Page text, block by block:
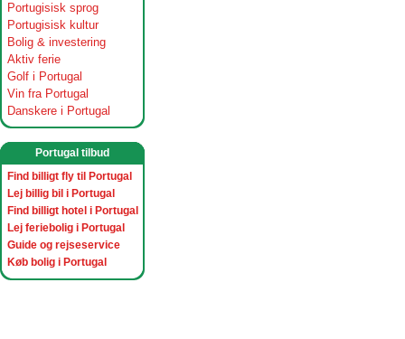
Portugisisk sprog
Portugisisk kultur
Bolig & investering
Aktiv ferie
Golf i Portugal
Vin fra Portugal
Danskere i Portugal
Portugal tilbud
Find billigt fly til Portugal
Lej billig bil i Portugal
Find billigt hotel i Portugal
Lej feriebolig i Portugal
Guide og rejseservice
Køb bolig i Portugal